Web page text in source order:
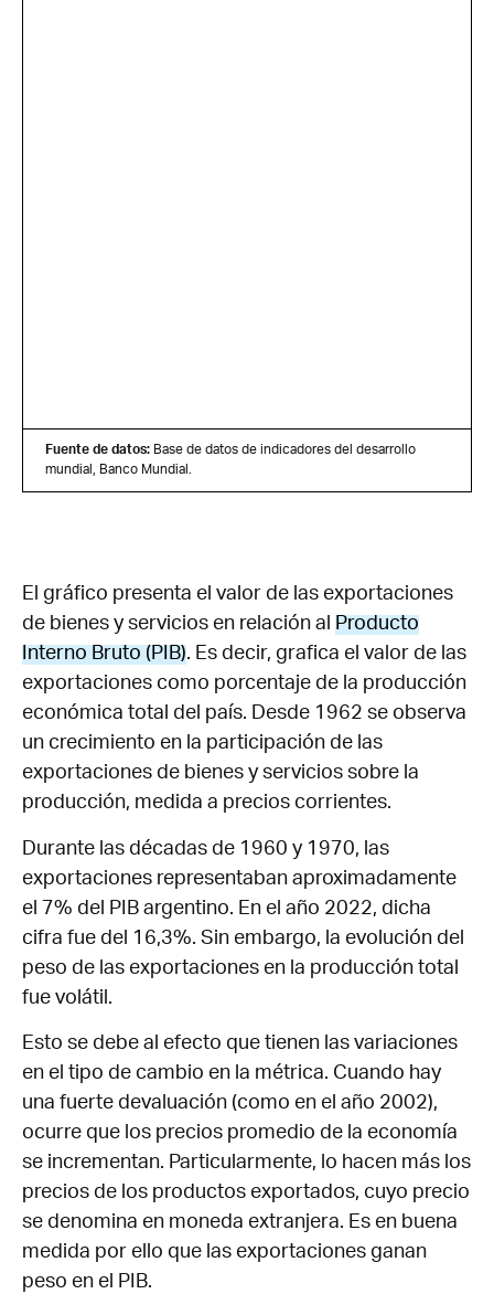
Fuente de datos: Base de datos de indicadores del desarrollo
mundial, Banco Mundial.
El gráfico presenta el valor de las exportaciones
de bienes y servicios en relación al Producto
Interno Bruto (PIB). Es decir, grafica el valor de las
exportaciones como porcentaje de la producción
económica total del país. Desde 1962 se observa
un crecimiento en la participación de las
exportaciones de bienes y servicios sobre la
producción, medida a precios corrientes.
Durante las décadas de 1960 y 1970, las
exportaciones representaban aproximadamente
el 7% del PIB argentino. En el año 2022, dicha
cifra fue del 16,3%. Sin embargo, la evolución del
peso de las exportaciones en la producción total
fue volátil.
Esto se debe al efecto que tienen las variaciones
en el tipo de cambio en la métrica. Cuando hay
una fuerte devaluación (como en el año 2002),
ocurre que los precios promedio de la economía
se incrementan. Particularmente, lo hacen más los
precios de los productos exportados, cuyo precio
se denomina en moneda extranjera. Es en buena
medida por ello que las exportaciones ganan
peso en el PIB.